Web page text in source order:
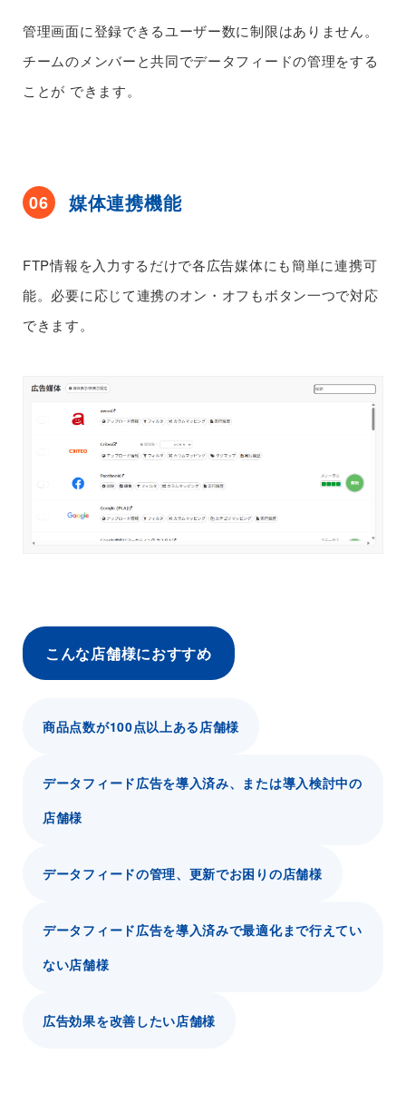
管理画面に登録できるユーザー数に制限はありません。
チームのメンバーと共同でデータフィードの管理をする
ことが できます。
06 媒体連携機能
FTP情報を入力するだけで各広告媒体にも簡単に連携可
能。必要に応じて連携のオン・オフもボタン一つで対応
できます。
こんな店舗様におすすめ
商品点数が100点以上ある店舗様
データフィード広告を導入済み、または導入検討中の
店舗様
データフィードの管理、更新でお困りの店舗様
データフィード広告を導入済みで最適化まで行えてい
ない店舗様
広告効果を改善したい店舗様